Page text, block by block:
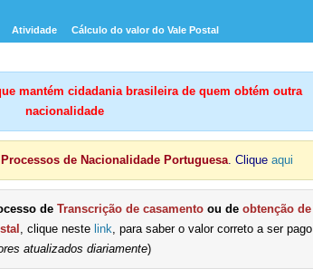
Atividade Cálculo do valor do Vale Postal
mantém cidadania brasileira de quem obtém outra
nacionalidade
de Nacionalidade Portuguesa. Clique aqui
de Transcrição de casamento ou de obtenção de
, clique neste link, para saber o valor correto a ser pago
atualizados diariamente)